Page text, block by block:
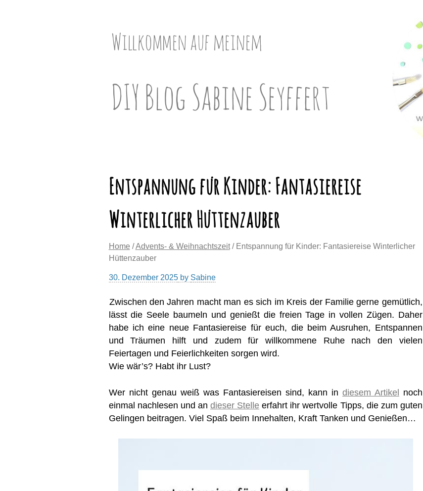
Willkommen auf meinem
DIY Blog Sabine Seyffert
Entspannung für Kinder: Fantasiereise
Winterlicher Hüttenzauber
Home /Advents- & Weihnachtszeit/ Entspannung für Kinder: Fantasiereise Winterlicher
Hüttenzauber
30. Dezember 2025by Sabine
Zwischen den Jahren macht man es sich im Kreis der Familie gerne gemütlich,
lässt die Seele baumeln und genießt die freien Tage in vollen Zügen. Daher
habe ich eine neue Fantasiereise für euch, die beim Ausruhen, Entspannen
und Träumen hilft und zudem für willkommene Ruhe nach den vielen
Feiertagen und Feierlichkeiten sorgen wird.
Wie wär’s? Habt ihr Lust?
Wer nicht genau weiß was Fantasiereisen sind, kann in diesem Artikel noch
einmal nachlesen und andieser Stelle erfahrt ihr wertvolle Tipps, die zum guten
Gelingen beitragen. Viel Spaß beim Innehalten, Kraft Tanken und Genießen…